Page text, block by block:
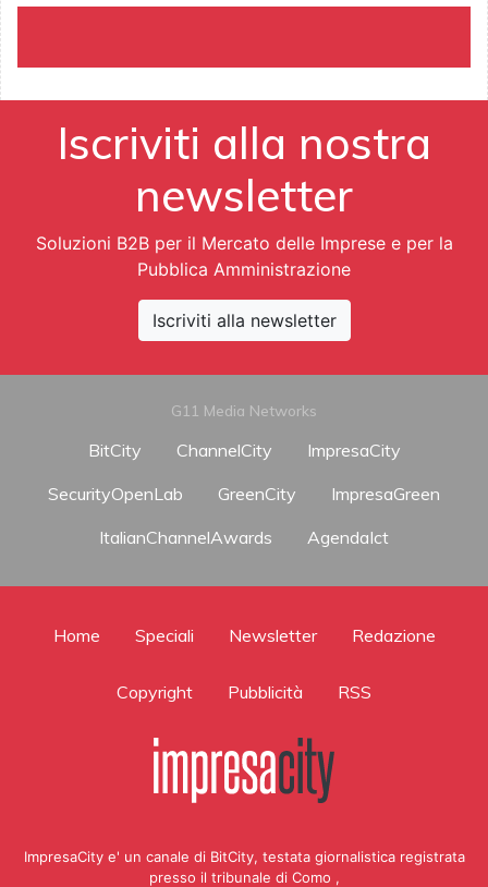
Iscriviti alla nostra
newsletter
Soluzioni B2B per il Mercato delle Imprese e per la
Pubblica Amministrazione
Iscriviti alla newsletter
G11 Media Networks
BitCity ChannelCity
ImpresaCity
SecurityOpenLab
GreenCity
ImpresaGreen
ItalianChannelAwards
AgendaIct
Home Speciali Newsletter Redazione
Copyright Pubblicità RSS
ImpresaCity e' un canale di BitCity, testata giornalistica registrata
presso il tribunale di Como ,